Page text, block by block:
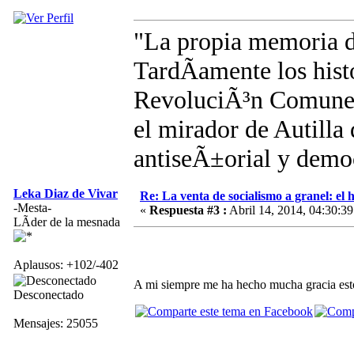
"La propia memoria
TardÃ­amente los
RevoluciÃ³n
el mirador de Autilla
antiseÃ±orial y
Leka Diaz de Vivar
-Mesta-
LÃ­der de la mesnada
Aplausos: +102/-402
Desconectado
Mensajes: 25055
Re: La venta de socialismo a granel: el
« Respuesta #3 : Abril 14, 2014,
A mi siempre me ha hecho mucha gracia